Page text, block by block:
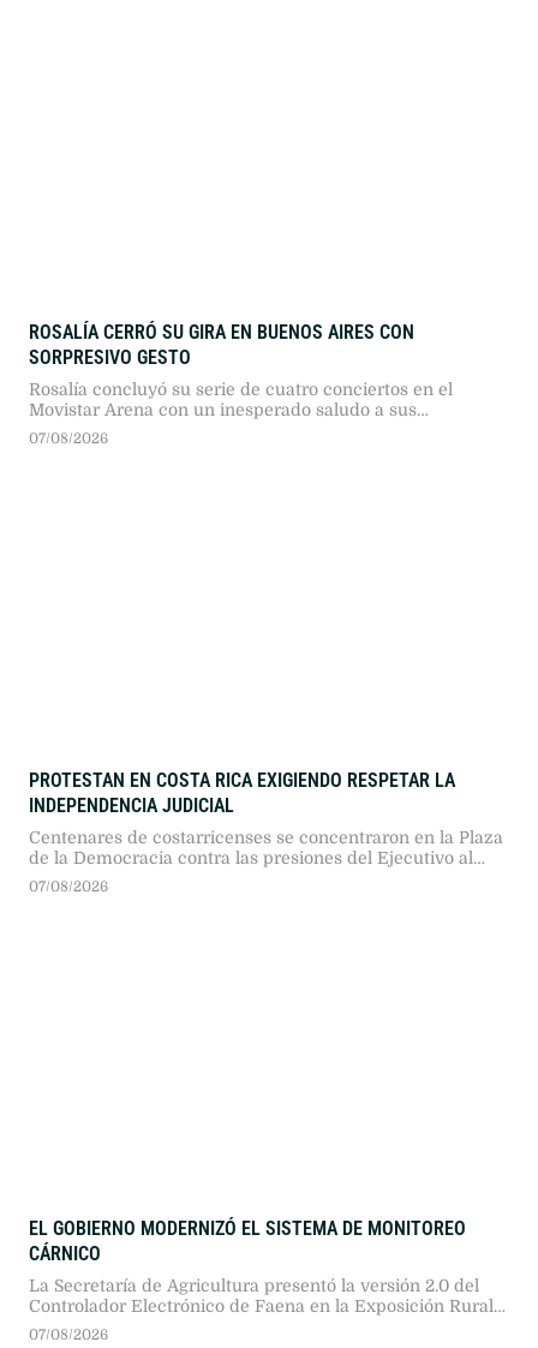
ROSALÍA CERRÓ SU GIRA EN BUENOS AIRES CON
SORPRESIVO GESTO
Rosalía concluyó su serie de cuatro conciertos en el
Movistar Arena con un inesperado saludo a sus
seguidores en plena avenida Juan B. Justo. El hecho
marcó el cierre de una semana atravesada por debates en
07/08/2026
PROTESTAN EN COSTA RICA EXIGIENDO RESPETAR LA
INDEPENDENCIA JUDICIAL
Centenares de costarricenses se concentraron en la Plaza
de la Democracia contra las presiones del Ejecutivo al
Poder Judicial. Autoridades, políticos y ciudadanos
exigieron respetar la división de poderes frente al avance
07/08/2026
EL GOBIERNO MODERNIZÓ EL SISTEMA DE MONITOREO
CÁRNICO
La Secretaría de Agricultura presentó la versión 2.0 del
Controlador Electrónico de Faena en la Exposición Rural
2026. Tras una prueba piloto en doce plantas, proyectan
07/08/2026